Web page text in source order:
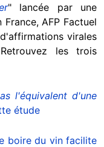
" lancée par une
AFP Factuel
virales
les trois
l'équivalent d'une
étude
boire du vin facilite